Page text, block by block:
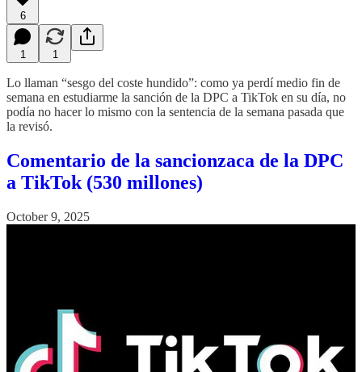
6
1 1
Lo llaman “sesgo del coste hundido”: como ya perdí medio fin de
semana en estudiarme la sanción de la DPC a TikTok en su día, no
podía no hacer lo mismo con la sentencia de la semana pasada que
la revisó.
Comentario de la sancionzaca de la DPC
a TikTok (530 millones)
October 9, 2025